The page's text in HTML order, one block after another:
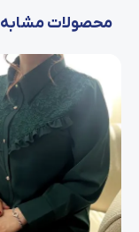
محصولات مشابه